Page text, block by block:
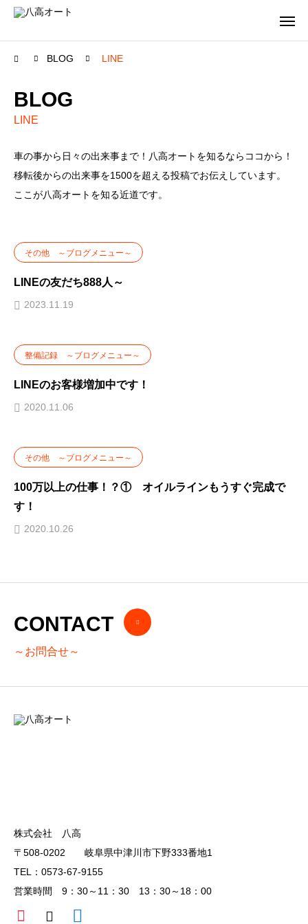
BLOG LINE
BLOG
LINE
車の事から日々の出来事まで！八高オートを知るならココから！
移転後からの出来事を1500を超える投稿でお伝えしています。
ここが八高オートを知る近道です。
その他 ～ブログメニュー～
LINEの友だち888人～
2023.11.19
整備記録 ～ブログメニュー～
LINEのお客様増加中です！
2020.11.06
その他 ～ブログメニュー～
100万以上の仕事！？① オイルラインもうすぐ完成で
す！
2020.10.26
CONTACT
～お問合せ～
株式会社 八高
〒508-0202 岐阜県中津川市下野333番地1
TEL：0573-67-9155
営業時間 9：30～11：30 13：30～18：00